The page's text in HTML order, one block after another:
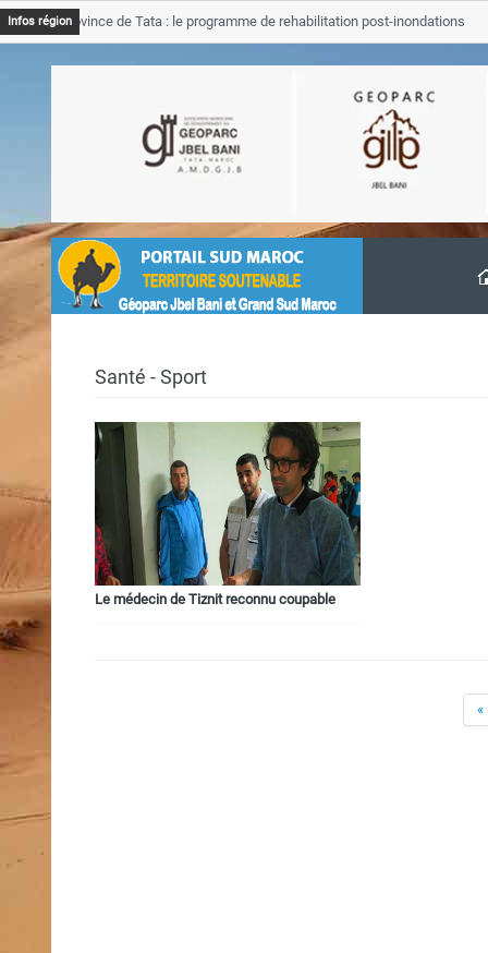
Infos régionProvince de Tata : le programme de rehabilitation post-inondations
Santé - Sport
Le médecin de Tiznit reconnu coupable
«